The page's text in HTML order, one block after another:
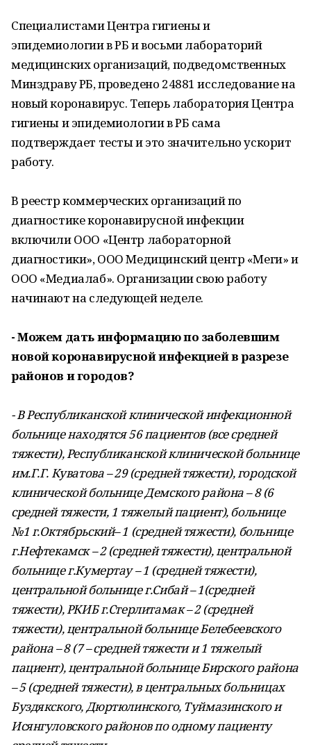
Специалистами Центра гигиены и
эпидемиологии в РБ и восьми лабораторий
медицинских организаций, подведомственных
Минздраву РБ, проведено 24881 исследование на
новый коронавирус. Теперь лаборатория Центра
гигиены и эпидемиологии в РБ сама
подтверждает тесты и это значительно ускорит
работу.
В реестр коммерческих организаций по
диагностике коронавирусной инфекции
включили ООО «Центр лабораторной
диагностики», ООО Медицинский центр «Меги» и
ООО «Медиалаб». Организации свою работу
начинают на следующей неделе.
- Можем дать информацию по заболевшим
новой коронавирусной инфекцией в разрезе
районов и городов?
- В Республиканской клинической инфекционной
больнице находятся 56 пациентов (все средней
тяжести), Республиканской клинической больнице
им.Г.Г. Куватова – 29 (средней тяжести), городской
клинической больнице Демского района – 8 (6
средней тяжести, 1 тяжелый пациент), больнице
№1 г.Октябрьский– 1 (средней тяжести), больнице
г.Нефтекамск – 2 (средней тяжести), центральной
больнице г.Кумертау – 1 (средней тяжести),
центральной больнице г.Сибай – 1(средней
тяжести), РКИБ г.Стерлитамак – 2 (средней
тяжести), центральной больнице Белебеевского
района – 8 (7 – средней тяжести и 1 тяжелый
пациент), центральной больнице Бирского района
– 5 (средней тяжести), в центральных больницах
Буздякского, Дюртюлинского, Туймазинского и
Исянгуловского районов по одному пациенту